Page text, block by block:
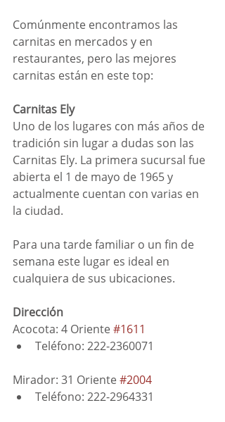
Comúnmente encontramos las
carnitas en mercados y en
restaurantes, pero las mejores
carnitas están en este top:
Carnitas Ely
Uno de los lugares con más años de
tradición sin lugar a dudas son las
Carnitas Ely. La primera sucursal fue
abierta el 1 de mayo de 1965 y
actualmente cuentan con varias en
la ciudad.
Para una tarde familiar o un fin de
semana este lugar es ideal en
cualquiera de sus ubicaciones.
Dirección
Acocota: 4 Oriente #1611
Teléfono: 222-2360071
Mirador: 31 Oriente #2004
Teléfono: 222-2964331